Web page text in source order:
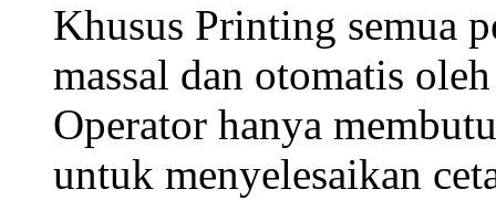
Khusus Printing semua
massal dan otomatis
Operator hanya
untuk menyelesaikan